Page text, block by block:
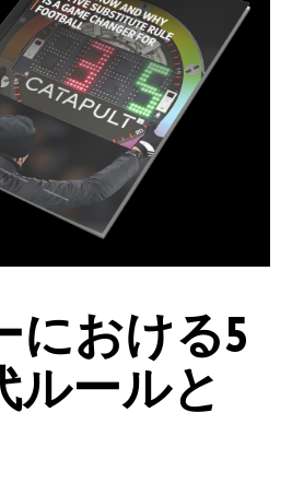
における5
ルールと